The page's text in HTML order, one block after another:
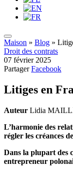
Maison » Blog »
Droit des contrats
07 février 2025
Partager Facebook
Litiges en
Auteur Lidia
L’harmonie des
régler les créances
Dans la plupart des
entrepreneur